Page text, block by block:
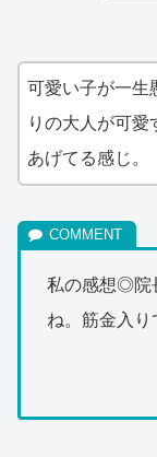
可愛い子が一生
りの大人が可愛
あげてる感じ。
私の感想◎院
ね。筋金入り